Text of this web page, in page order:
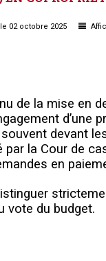
le 02 octobre 2025
de la mise en
d’une
devant
la Cour de
en
vote du budget.